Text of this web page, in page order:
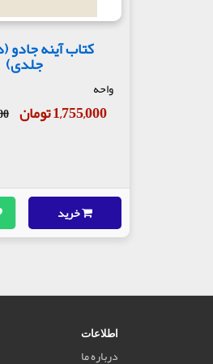
کتاب آینه جادو
جلدی)
واحه
1,755,000 تومان
خرید
اطلاعات
درباره ما